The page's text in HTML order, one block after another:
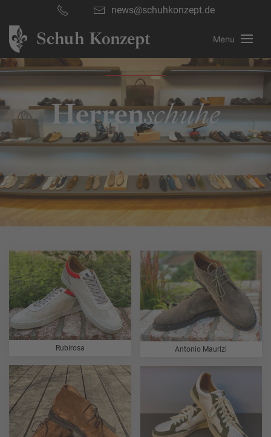
news@schuhkonzept.de
Schuh Konzept Menu
Herrenschuhe
Rubirosa Antonio Maurizi